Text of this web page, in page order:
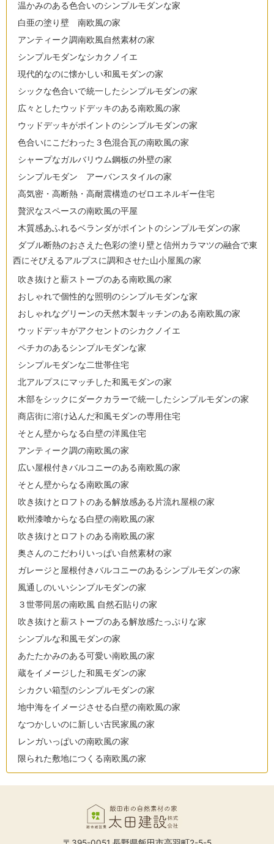
温かみのある色合いのシンプルモダンな家
白亜の塗り壁 南欧風の家
アンティーク調南欧風自然素材の家
シンプルモダンなシカクノイエ
現代的なのに懐かしい和風モダンの家
シックな色合いで統一したシンプルモダンの家
広々としたウッドデッキのある南欧風の家
ウッドデッキがポイントのシンプルモダンの家
色合いにこだわった３色混合瓦の南欧風の家
シャープなガルバリウム鋼板の外壁の家
シンプルモダン アーバンスタイルの家
高気密・高断熱・高耐震構造のゼロエネルギー住宅
贅沢なスペースの南欧風の平屋
木質感あふれるベランダがポイントのシンプルモダンの家
ダブル断熱のおさえた色彩の塗り壁と信州カラマツの融合で東
西にそびえるアルプスに調和させた山小屋風の家
吹き抜けと薪ストーブのある南欧風の家
おしゃれで個性的な照明のシンプルモダンな家
おしゃれなグリーンの天然木製キッチンのある南欧風の家
ウッドデッキがアクセントのシカクノイエ
ペチカのあるシンプルモダンな家
シンプルモダンな二世帯住宅
北アルプスにマッチした和風モダンの家
木部をシックにダークカラーで統一したシンプルモダンの家
商店街に溶け込んだ和風モダンの専用住宅
そとん壁からなる白壁の洋風住宅
アンティーク調の南欧風の家
広い屋根付きバルコニーのある南欧風の家
そとん壁からなる南欧風の家
吹き抜けとロフトのある解放感ある片流れ屋根の家
欧州漆喰からなる白壁の南欧風の家
吹き抜けとロフトのある南欧風の家
奥さんのこだわりいっぱい自然素材の家
ガレージと屋根付きバルコニーのあるシンプルモダンの家
風通しのいいシンプルモダンの家
３世帯同居の南欧風 自然石貼りの家
吹き抜けと薪ストーブのある解放感たっぷりな家
シンプルな和風モダンの家
あたたかみのある可愛い南欧風の家
蔵をイメージした和風モダンの家
シカクい箱型のシンプルモダンの家
地中海をイメージさせる白壁の南欧風の家
なつかしいのに新しい古民家風の家
レンガいっぱいの南欧風の家
限られた敷地につくる南欧風の家